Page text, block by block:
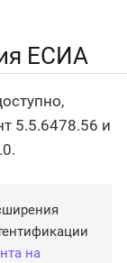
ЕСИА
5.5.6478.56 и
на